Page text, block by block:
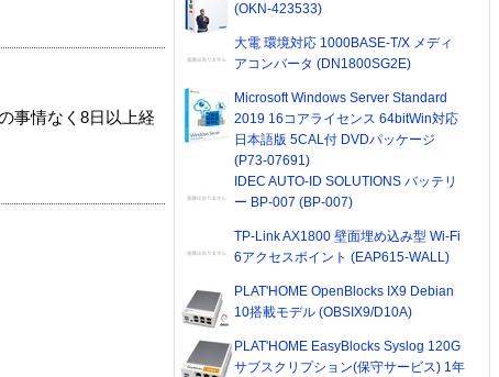
事情なく8日以上経
(OKN-423533)
大電 環境対応 1000BASE-T/X メディ
アコンバータ (DN1800SG2E)
Microsoft Windows Server Standard
2019 16コアライセンス 64bitWin対応
日本語版 5CAL付 DVDパッケージ
(P73-07691)
IDEC AUTO-ID SOLUTIONS バッテリ
ー BP-007 (BP-007)
TP-Link AX1800 壁面埋め込み型 Wi-Fi
6アクセスポイント (EAP615-WALL)
PLAT'HOME OpenBlocks IX9 Debian
10搭載モデル (OBSIX9/D10A)
PLAT'HOME EasyBlocks Syslog 120G
サブスクリプション(保守サービス) 1年